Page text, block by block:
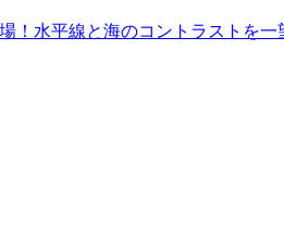
！水平線と海のコントラストを一